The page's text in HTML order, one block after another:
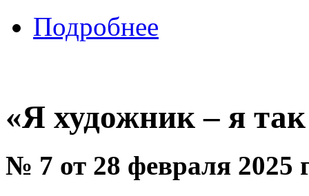
Подробнее
«Я художник – я
№ 7 от 28 февраля 2025